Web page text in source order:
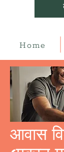
Home
आवास